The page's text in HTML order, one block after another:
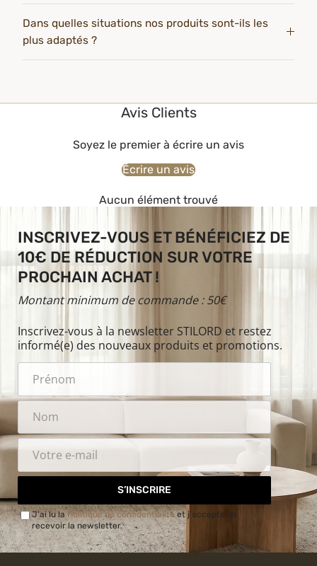
Dans quelles situations nos produits sont-ils les
plus adaptés ?
Avis Clients
Soyez le premier à écrire un avis
Écrire un avis
Aucun élément trouvé
INSCRIVEZ-VOUS ET BÉNÉFICIEZ DE
10€ DE RÉDUCTION SUR VOTRE
PROCHAIN ACHAT !
Montant minimum de commande : 50€
Inscrivez-vous à la newsletter STILORD et restez
informé(e) des nouveaux produits et promotions.
S’INSCRIRE
J'ai lu laPolitique de confidentialitéet j'accepte de
recevoir la newsletter.